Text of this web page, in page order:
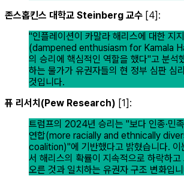
존스홉킨스 대학교 Steinberg 교수 [4]:
"인플레이션이 카말라 해리스에 대한 지
(dampened enthusiasm for Kamala
의 승리에 핵심적인 역할을 했다"고 분석
하는 물가가 유권자들의 현 정부 심판 심
것입니다.
퓨 리서치(Pew Research) [1]:
트럼프의 2024년 승리는 "보다 인종·민
연합(more racially and ethnically
coalition)"에 기반했다고 밝혔습니다. 이
서 해리스의 확률이 지속적으로 하락하고
오른 것과 일치하는 유권자 구조 변화입